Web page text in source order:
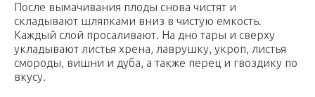
После вымачивания плоды снова чистят и
складывают шляпками вниз в чистую емкость.
Каждый слой просаливают. На дно тары и сверху
укладывают листья хрена, лаврушку, укроп, листья
смороды, вишни и дуба, а также перец и гвоздику по
вкусу.